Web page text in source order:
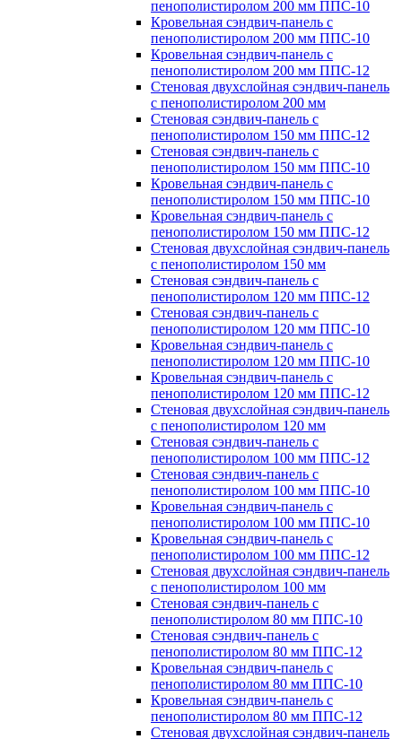
пенополистиролом 200 мм ППС-10
Кровельная сэндвич-панель с
пенополистиролом 200 мм ППС-10
Кровельная сэндвич-панель с
пенополистиролом 200 мм ППС-12
Стеновая двухслойная сэндвич-панель
с пенополистиролом 200 мм
Стеновая сэндвич-панель с
пенополистиролом 150 мм ППС-12
Стеновая сэндвич-панель с
пенополистиролом 150 мм ППС-10
Кровельная сэндвич-панель с
пенополистиролом 150 мм ППС-10
Кровельная сэндвич-панель с
пенополистиролом 150 мм ППС-12
Стеновая двухслойная сэндвич-панель
с пенополистиролом 150 мм
Стеновая сэндвич-панель с
пенополистиролом 120 мм ППС-12
Стеновая сэндвич-панель с
пенополистиролом 120 мм ППС-10
Кровельная сэндвич-панель с
пенополистиролом 120 мм ППС-10
Кровельная сэндвич-панель с
пенополистиролом 120 мм ППС-12
Стеновая двухслойная сэндвич-панель
с пенополистиролом 120 мм
Стеновая сэндвич-панель с
пенополистиролом 100 мм ППС-12
Стеновая сэндвич-панель с
пенополистиролом 100 мм ППС-10
Кровельная сэндвич-панель с
пенополистиролом 100 мм ППС-10
Кровельная сэндвич-панель с
пенополистиролом 100 мм ППС-12
Стеновая двухслойная сэндвич-панель
с пенополистиролом 100 мм
Стеновая сэндвич-панель с
пенополистиролом 80 мм ППС-10
Стеновая сэндвич-панель с
пенополистиролом 80 мм ППС-12
Кровельная сэндвич-панель с
пенополистиролом 80 мм ППС-10
Кровельная сэндвич-панель с
пенополистиролом 80 мм ППС-12
Стеновая двухслойная сэндвич-панель